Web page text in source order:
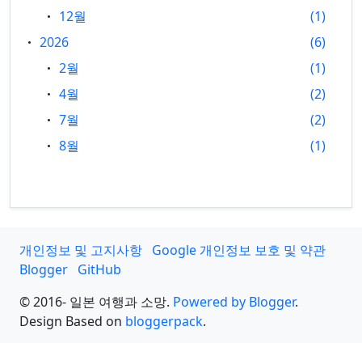
12월
1
2026
6
2월
1
4월
2
7월
2
8월
1
개인정보 및 고지사항 Google 개인정보 보호 및 약관
Blogger GitHub
© 2016- 일본 여행과 소망. Powered by Blogger.
Design Based on bloggerpack.